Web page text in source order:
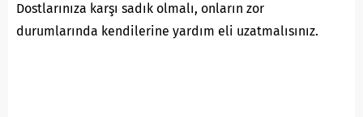
Dostlarınıza karşı sadık olmalı, onların zor
durumlarında kendilerine yardım eli uzatmalısınız.